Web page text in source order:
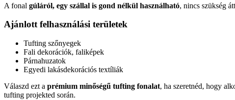
A fonal gúláról, egy szállal is gond nélkül használható, nincs szükség
Ajánlott felhasználási területek
Tufting szőnyegek
Fali dekorációk, faliképek
Párnahuzatok
Egyedi lakásdekorációs textíliák
Válaszd ezt a prémium minőségű tufting fonalat, ha szeretnéd, hogy
tufting projekted során.